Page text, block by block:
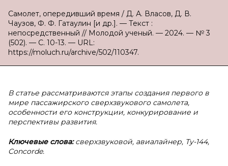
Самолет, опередивший время / Д. А. Власов, Д. В.
Чаузов, Ф. Ф. Гатаулин [и др.]. — Текст :
непосредственный // Молодой ученый. — 2024. — № 3
(502). — С. 10-13. — URL:
https://moluch.ru/archive/502/110347.
В статье рассматриваются этапы создания первого в
мире пассажирского сверхзвукового самолета,
особенности его конструкции, конкурирование и
перспективы развития.
Ключевые слова:сверхзвуковой, авиалайнер, Ту-144,
Concorde.